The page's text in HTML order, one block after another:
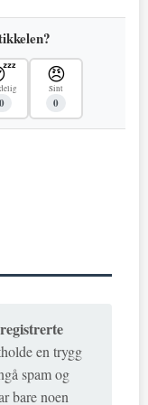
0
😠
Sint
0
en trygg
spam og
bare noen